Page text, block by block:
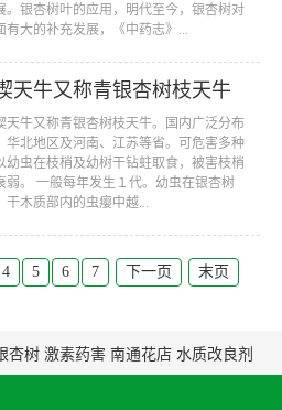
。银杏树叶的应用，明代至今，银杏树对
有大的补充发展，《中药志》...
天牛又称青银杏树枝天牛
天牛又称青银杏树枝天牛。国内广泛分布
华北地区及河南、江苏等省。可危害多种
幼虫在枝梢及幼树干钻蛀取食，被害枝梢
弱。 一般每年发生１代。幼虫在银杏树
干木质部内的虫瘿中越...
4 5 6 7 下一页 末页
杏树 激素药害 南通花店 水质改良剂